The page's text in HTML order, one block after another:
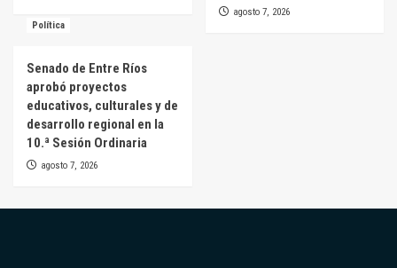
agosto 7, 2026
Política
Senado de Entre Ríos
aprobó proyectos
educativos, culturales y de
desarrollo regional en la
10.ª Sesión Ordinaria
agosto 7, 2026